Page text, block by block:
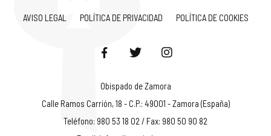
AVISO LEGAL POLÍTICA DE PRIVACIDAD POLÍTICA DE COOKIES
Obispado de Zamora
Calle Ramos Carrión, 18 - C.P.: 49001 - Zamora (España)
Teléfono: 980 53 18 02 / Fax: 980 50 90 82